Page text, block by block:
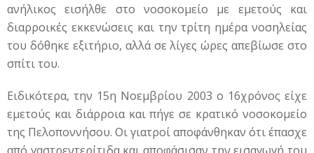
ανήλικος εισήλθε στο νοσοκομείο με εμετούς και
διαρροικές εκκενώσεις και την τρίτη ημέρα νοσηλείας
του δόθηκε εξιτήριο, αλλά σε λίγες ώρες απεβίωσε στο
σπίτι του.
Ειδικότερα, την 15η Νοεμβρίου 2003 ο 16χρόνος είχε
εμετούς και διάρροια και πήγε σε κρατικό νοσοκομείο
της Πελοποννήσου. Οι γιατροί αποφάνθηκαν ότι έπασχε